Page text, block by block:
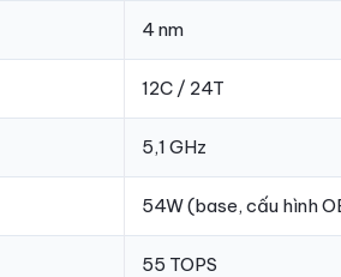
4 nm
12C / 24T
5,1 GHz
54W (base, cấu hình
55 TOPS